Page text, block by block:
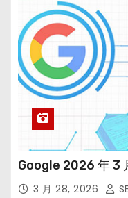
Google 2026 年 3
3 月 28, 2026